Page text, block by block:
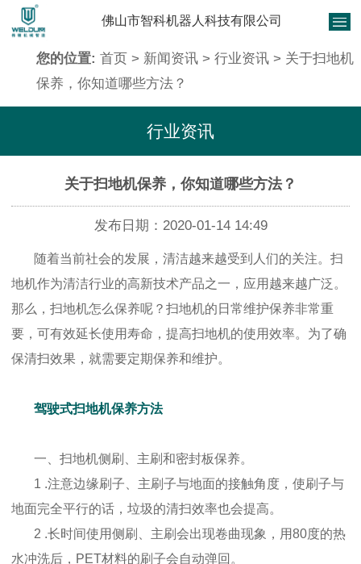
佛山市智科机器人科技有限公司
您的位置: 首页> 新闻资讯> 行业资讯> 关于扫地机
保养，你知道哪些方法？
行业资讯
关于扫地机保养，你知道哪些方法？
发布日期：2020-01-14 14:49
随着当前社会的发展，清洁越来越受到人们的关注。扫
地机作为清洁行业的高新技术产品之一，应用越来越广泛。
那么，扫地机怎么保养呢？扫地机的日常维护保养非常重
要，可有效延长使用寿命，提高扫地机的使用效率。为了确
保清扫效果，就需要定期保养和维护。
驾驶式扫地机保养方法
一、扫地机侧刷、主刷和密封板保养。
1 .注意边缘刷子、主刷子与地面的接触角度，使刷子与
地面完全平行的话，垃圾的清扫效率也会提高。
2 .长时间使用侧刷、主刷会出现卷曲现象，用80度的热
水冲洗后，PET材料的刷子会自动弹回。